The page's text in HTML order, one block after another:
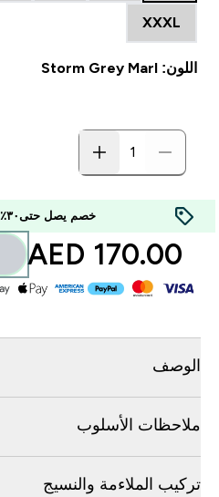
XXXL
اللون: Storm Grey Marl
خصم يصل حتى٣٠٪
170.00 AED‎
الوصف
ملاحظات الأسلوب
تركيب الملاءمة والنسيج